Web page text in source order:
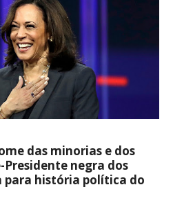
das minorias e dos
negra dos
para história política do